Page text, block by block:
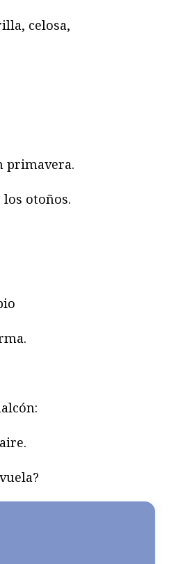
celosa,
primavera.
otoños.